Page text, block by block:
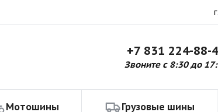
+7 831 224-88-
Звоните с 8:30 до
Мотошины Грузовые шины